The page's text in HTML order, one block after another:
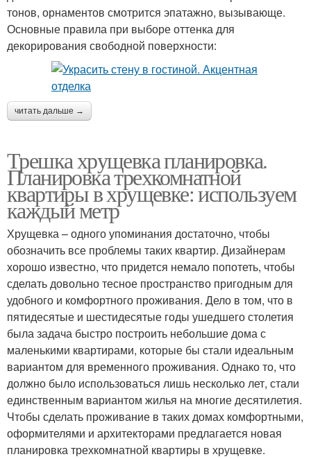
тонов, орнаментов смотрится эпатажно, вызывающе.
Основные правила при выборе оттенка для
декорирования свободной поверхности:
читать дальше →
Трешка хрущевка планировка.
Планировка трехкомнатной
квартиры в хрущевке: используем
каждый метр
Хрущевка – одного упоминания достаточно, чтобы
обозначить все проблемы таких квартир. Дизайнерам
хорошо известно, что придется немало попотеть, чтобы
сделать довольно тесное пространство пригодным для
удобного и комфортного проживания. Дело в том, что в
пятидесятые и шестидесятые годы ушедшего столетия
была задача быстро построить небольшие дома с
маленькими квартирами, которые бы стали идеальным
вариантом для временного проживания. Однако то, что
должно было использоваться лишь несколько лет, стали
единственным вариантом жилья на многие десятилетия.
Чтобы сделать проживание в таких домах комфортными,
оформителями и архитекторами предлагается новая
планировка трехкомнатной квартиры в хрущевке.